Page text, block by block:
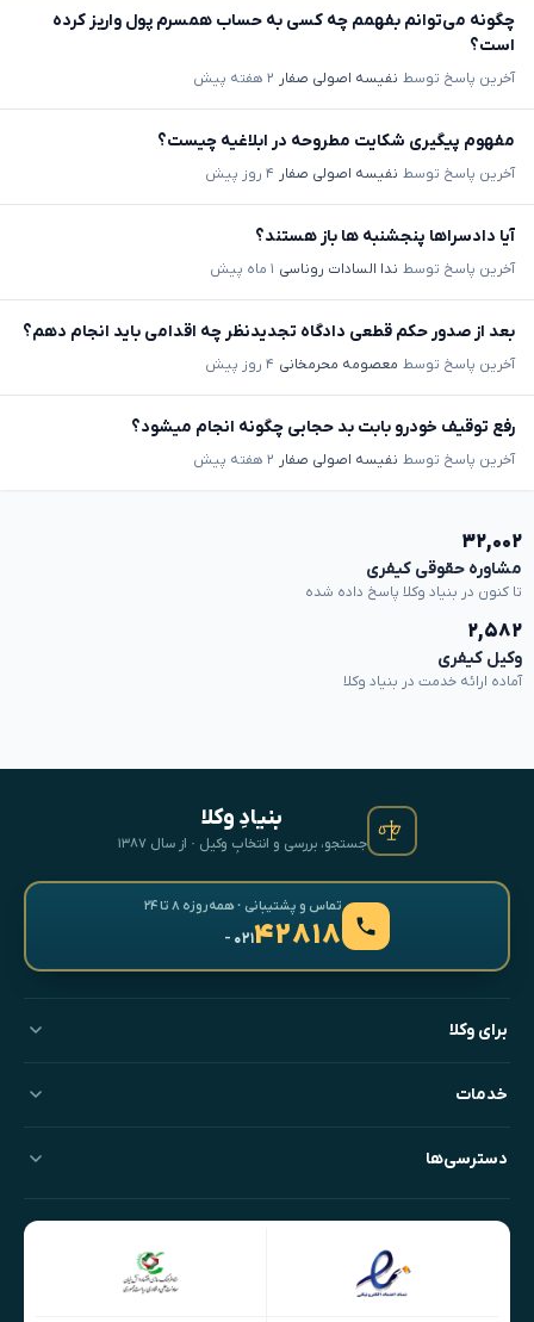
چگونه می‌توانم بفهمم چه کسی به حساب همسرم پول واریز کرده
است؟
آخرین پاسخ توسط نفیسه اصولی صفار ۲ هفته پیش
مفهوم پیگیری شکایت مطروحه در ابلاغیه چیست؟
آخرین پاسخ توسط نفیسه اصولی صفار ۴ روز پیش
آیا دادسراها پنجشنبه ها باز هستند؟
آخرین پاسخ توسط ندا السادات روناسی ۱ ماه پیش
بعد از صدور حکم قطعی دادگاه تجدیدنظر چه اقدامی باید انجام دهم؟
آخرین پاسخ توسط معصومه محرمخانی ۴ روز پیش
رفع توقیف خودرو بابت بد حجابی چگونه انجام میشود؟
آخرین پاسخ توسط نفیسه اصولی صفار ۲ هفته پیش
۳۲,۰۰۲
مشاوره حقوقی کیفری
تا کنون در بنیاد وکلا پاسخ داده شده
۲,۵۸۲
وکیل کیفری
آماده ارائه خدمت در بنیاد وکلا
بنیادِ وکلا
جستجو، بررسی و انتخابِ وکیل · از سال ۱۳۸۷
تماس و پشتیبانی · همه‌روزه ۸ تا ۲۴
۴۲۸۱۸- ۰۲۱
برای وکلا
خدمات
دسترسی‌ها